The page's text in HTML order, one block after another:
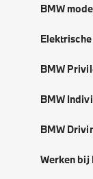
BMW
BMW
BMW
BMW
Werken bij